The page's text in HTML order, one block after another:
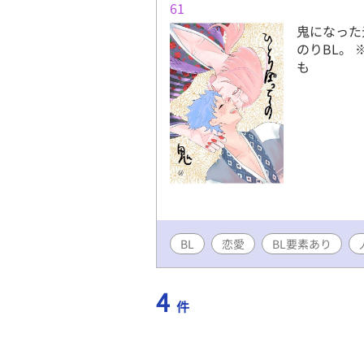
61
鬼になっ
のりBL。
も
BL 恋愛 BL要素あり
4 件